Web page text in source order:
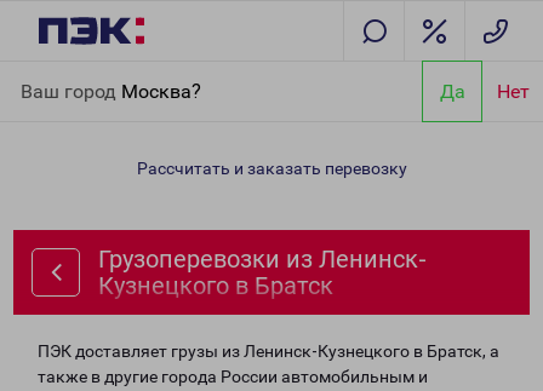
Ваш город Москва? Да Нет
Кузнецкого в Братск
Рассчитать и заказать перевозку
Грузоперевозки из Ленинск-
Кузнецкого в Братск
ПЭК доставляет грузы из Ленинск-Кузнецкого в Братск, а
также в другие города России автомобильным и